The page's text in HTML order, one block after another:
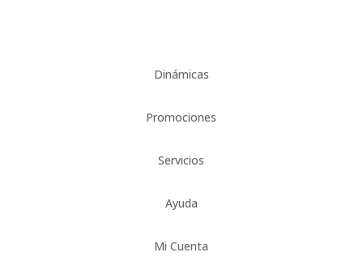
Dinámicas
Promociones
Servicios
Ayuda
Mi Cuenta